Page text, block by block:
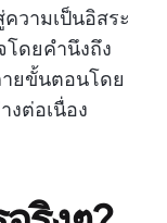
วามเป็นอิสระ
ดยคำนึงถึง
ยขั้นตอนโดย
ต่อเนื่อง